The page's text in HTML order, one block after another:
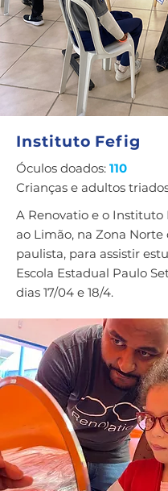
Instituto Fefig
Óculos doados: 110
Crianças e adultos
A Renovatio e o Instituto
ao Limão, na Zona Norte
paulista, para assistir
Escola Estadual Paulo
dias 17/04 e 18/4.